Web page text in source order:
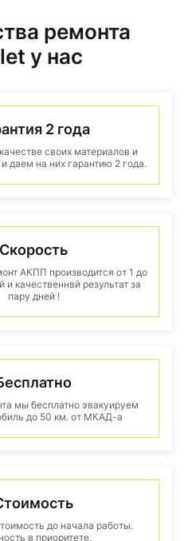
ремонта
у нас
2 года
своих материалов и
даем на них гарантию 2 года.
Скорость
АКПП производится от 1 до
качественнвй результат за
пару дней !
мы бесплатно эвакуируем
до 50 км. от МКАД-а
до начала работы.
в приоритете.